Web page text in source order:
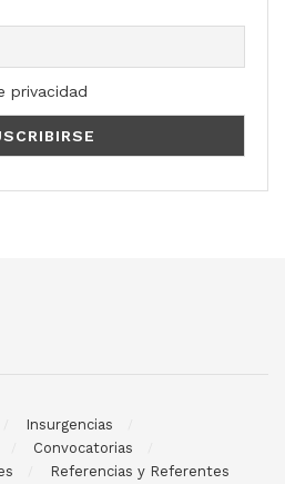
privacidad
Insurgencias
Convocatorias
Referencias y Referentes